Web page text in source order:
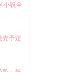
小説全
売予定